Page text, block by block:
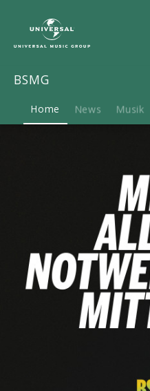
BSMG
Home News Musik